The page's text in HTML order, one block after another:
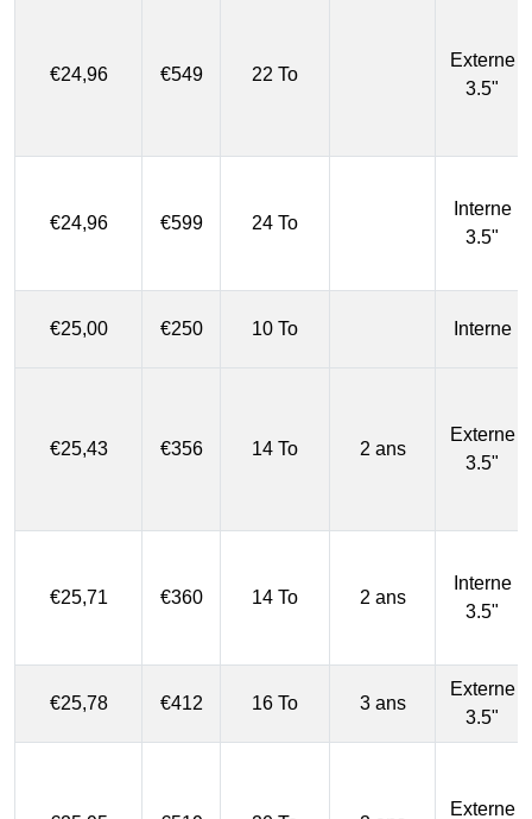
€24,96 €549 22 To
Externe
3.5"
€24,96 €599 24 To
Interne
3.5"
€25,00 €250 10 To Interne
€25,43 €356 14 To 2 ans
Externe
3.5"
€25,71 €360 14 To 2 ans
Interne
3.5"
€25,78 €412 16 To 3 ans
Externe
3.5"
Externe